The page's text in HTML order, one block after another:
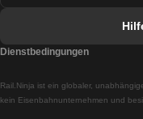
Züge
Rail.Ninja ist ein globaler,
kein Eisenbahnunternehmen und
Dienstbedingungen